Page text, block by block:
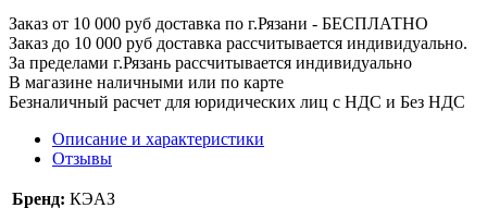
Заказ от 10 000 руб доставка по г.Рязани - БЕСПЛАТНО
Заказ до 10 000 руб доставка рассчитывается индивидуально.
За пределами г.Рязань рассчитывается индивидуально
В магазине наличными или по карте
Безналичный расчет для юридических лиц с НДС и Без НДС
Описание и характеристики
Отзывы
Бренд: КЭАЗ